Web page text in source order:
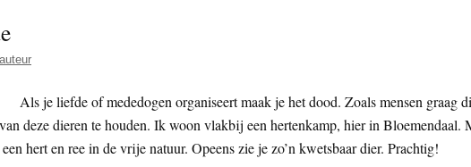
Als je liefde of mededogen organiseert maak je het dood. Zoals mensen graag
deze dieren te houden. Ik woon vlakbij een hertenkamp, hier in Bloemendaal.
hert en ree in de vrije natuur. Opeens zie je zo’n kwetsbaar dier. Prachtig!